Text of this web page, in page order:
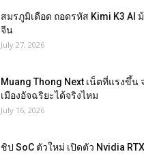
สมรภูมิเดือด ถอดรหัส Kimi K3 AI
จีน
July 27, 2026
Muang Thong Next เน็ตที่แรงขึ้น
เมืองอัจฉริยะได้จริงไหม
July 16, 2026
ชิป SoC ตัวใหม่ เปิดตัว Nvidia